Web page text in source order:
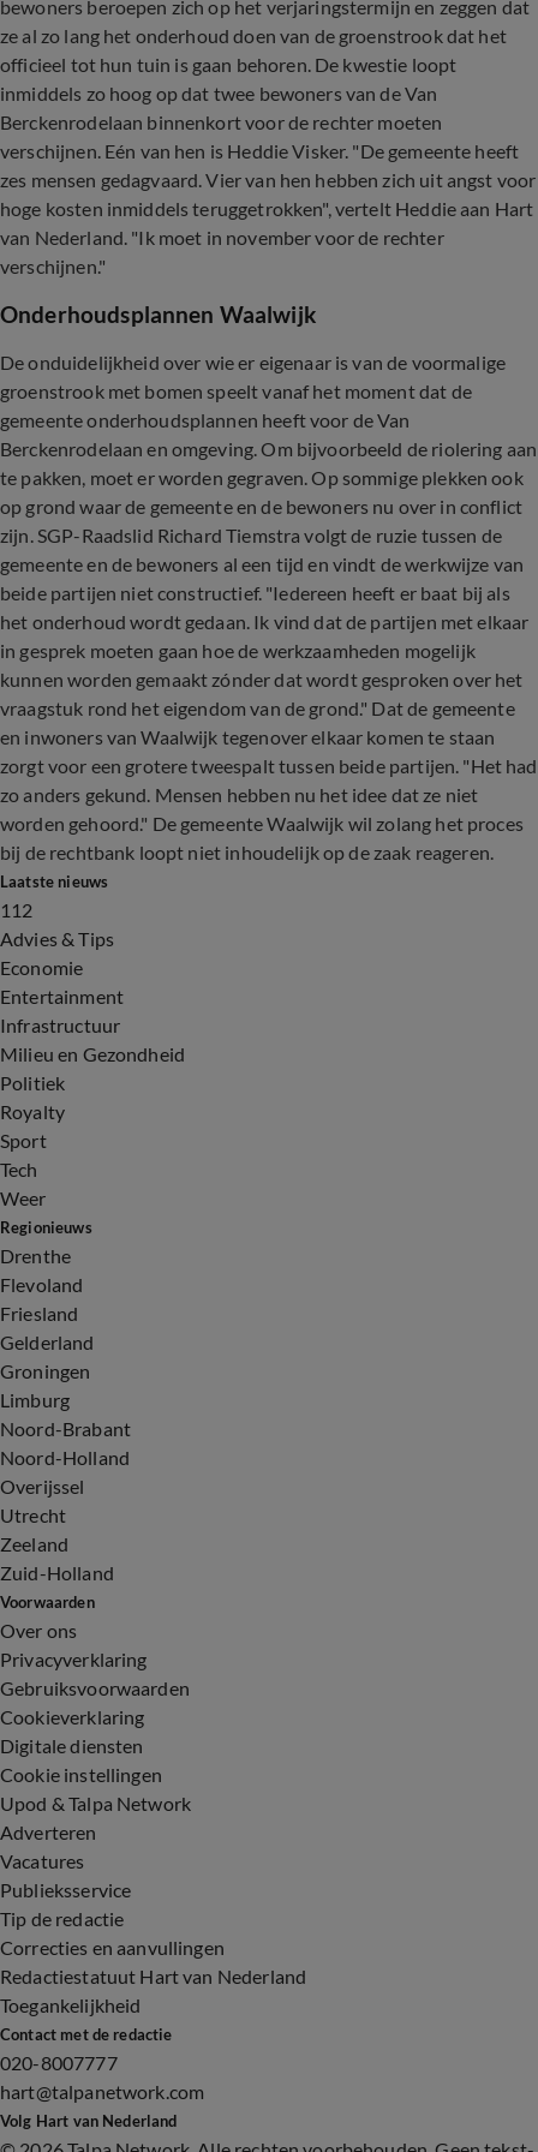
bewoners beroepen zich op het verjaringstermijn en zeggen dat
ze al zo lang het onderhoud doen van de groenstrook dat het
officieel tot hun tuin is gaan behoren. De kwestie loopt
inmiddels zo hoog op dat twee bewoners van de Van
Berckenrodelaan binnenkort voor de rechter moeten
verschijnen. Eén van hen is Heddie Visker. "De gemeente heeft
zes mensen gedagvaard. Vier van hen hebben zich uit angst voor
hoge kosten inmiddels teruggetrokken", vertelt Heddie aan Hart
van Nederland. "Ik moet in november voor de rechter
verschijnen."
Onderhoudsplannen Waalwijk
De onduidelijkheid over wie er eigenaar is van de voormalige
groenstrook met bomen speelt vanaf het moment dat de
gemeente onderhoudsplannen heeft voor de Van
Berckenrodelaan en omgeving. Om bijvoorbeeld de riolering aan
te pakken, moet er worden gegraven. Op sommige plekken ook
op grond waar de gemeente en de bewoners nu over in conflict
zijn. SGP-Raadslid Richard Tiemstra volgt de ruzie tussen de
gemeente en de bewoners al een tijd en vindt de werkwijze van
beide partijen niet constructief. "Iedereen heeft er baat bij als
het onderhoud wordt gedaan. Ik vind dat de partijen met elkaar
in gesprek moeten gaan hoe de werkzaamheden mogelijk
kunnen worden gemaakt zónder dat wordt gesproken over het
vraagstuk rond het eigendom van de grond." Dat de gemeente
en inwoners van Waalwijk tegenover elkaar komen te staan
zorgt voor een grotere tweespalt tussen beide partijen. "Het had
zo anders gekund. Mensen hebben nu het idee dat ze niet
worden gehoord." De gemeente Waalwijk wil zolang het proces
bij de rechtbank loopt niet inhoudelijk op de zaak reageren.
Laatste nieuws
112
Advies & Tips
Economie
Entertainment
Infrastructuur
Milieu en Gezondheid
Politiek
Royalty
Sport
Tech
Weer
Regionieuws
Drenthe
Flevoland
Friesland
Gelderland
Groningen
Limburg
Noord-Brabant
Noord-Holland
Overijssel
Utrecht
Zeeland
Zuid-Holland
Voorwaarden
Over ons
Privacyverklaring
Gebruiksvoorwaarden
Cookieverklaring
Digitale diensten
Cookie instellingen
Upod & Talpa Network
Adverteren
Vacatures
Publieksservice
Tip de redactie
Correcties en aanvullingen
Redactiestatuut Hart van Nederland
Toegankelijkheid
Contact met de redactie
020-8007777
hart@talpanetwork.com
Volg Hart van Nederland